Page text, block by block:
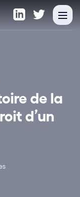
de la
d’un